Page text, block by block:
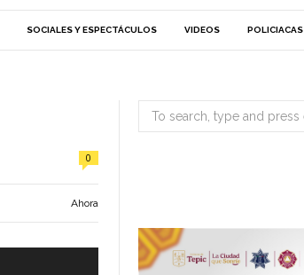
SOCIALES Y ESPECTÁCULOS VIDEOS POLICIACAS
0
Ahora
Search
for: